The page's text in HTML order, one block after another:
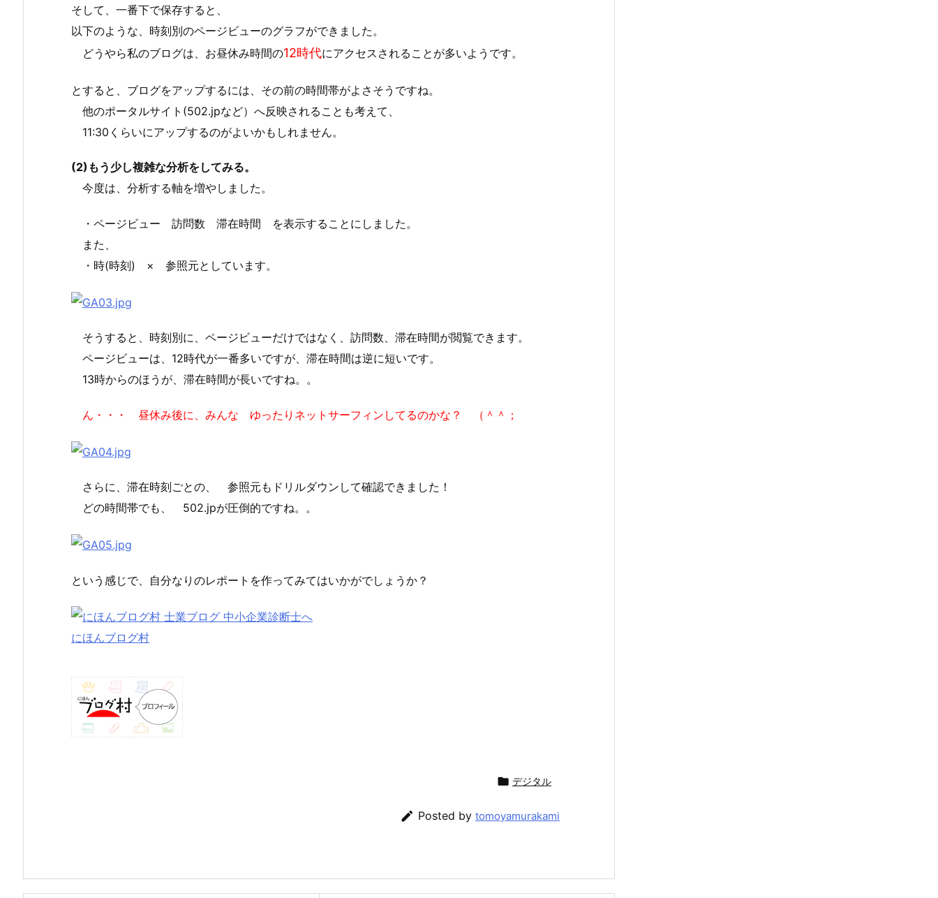
そして、一番下で保存すると、
以下のような、時刻別のページビューのグラフができました。
どうやら私のブログは、お昼休み時間の12時代にアクセスされることが多いようです。
とすると、ブログをアップするには、その前の時間帯がよさそうですね。
他のポータルサイト(502.jpなど）へ反映されることも考えて、
11:30くらいにアップするのがよいかもしれません。
(2)もう少し複雑な分析をしてみる。
今度は、分析する軸を増やしました。
・ページビュー 訪問数 滞在時間 を表示することにしました。
また、
・時(時刻) × 参照元としています。
そうすると、時刻別に、ページビューだけではなく、訪問数、滞在時間が閲覧できます。
ページビューは、12時代が一番多いですが、滞在時間は逆に短いです。
13時からのほうが、滞在時間が長いですね。。
ん・・・ 昼休み後に、みんな ゆったりネットサーフィンしてるのかな？ （＾＾；
さらに、滞在時刻ごとの、 参照元もドリルダウンして確認できました！
どの時間帯でも、 502.jpが圧倒的ですね。。
という感じで、自分なりのレポートを作ってみてはいかがでしょうか？
にほんブログ村
 デジタル
 Posted by tomoyamurakami